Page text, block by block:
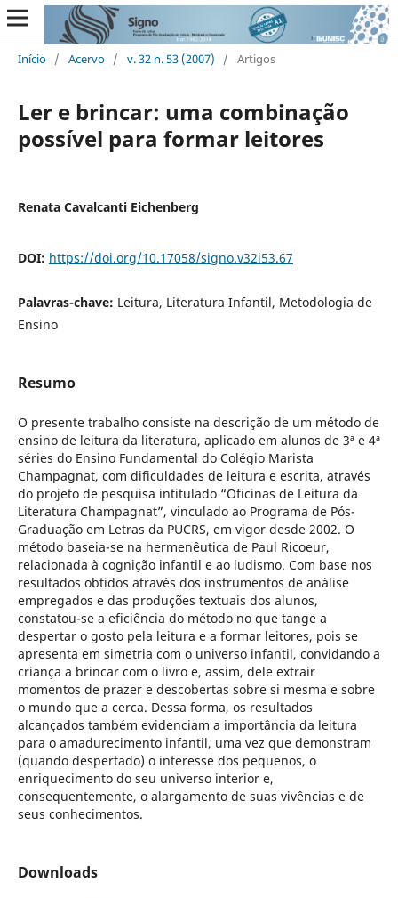
Início / Acervo / v. 32 n. 53 (2007) / Artigos
Ler e brincar: uma combinação
possível para formar leitores
Renata Cavalcanti Eichenberg
DOI: https://doi.org/10.17058/signo.v32i53.67
Palavras-chave: Leitura, Literatura Infantil, Metodologia de
Ensino
Resumo
O presente trabalho consiste na descrição de um método de
ensino de leitura da literatura, aplicado em alunos de 3ª e 4ª
séries do Ensino Fundamental do Colégio Marista
Champagnat, com dificuldades de leitura e escrita, através
do projeto de pesquisa intitulado “Oficinas de Leitura da
Literatura Champagnat”, vinculado ao Programa de Pós-
Graduação em Letras da PUCRS, em vigor desde 2002. O
método baseia-se na hermenêutica de Paul Ricoeur,
relacionada à cognição infantil e ao ludismo. Com base nos
resultados obtidos através dos instrumentos de análise
empregados e das produções textuais dos alunos,
constatou-se a eficiência do método no que tange a
despertar o gosto pela leitura e a formar leitores, pois se
apresenta em simetria com o universo infantil, convidando a
criança a brincar com o livro e, assim, dele extrair
momentos de prazer e descobertas sobre si mesma e sobre
o mundo que a cerca. Dessa forma, os resultados
alcançados também evidenciam a importância da leitura
para o amadurecimento infantil, uma vez que demonstram
(quando despertado) o interesse dos pequenos, o
enriquecimento do seu universo interior e,
consequentemente, o alargamento de suas vivências e de
seus conhecimentos.
Downloads